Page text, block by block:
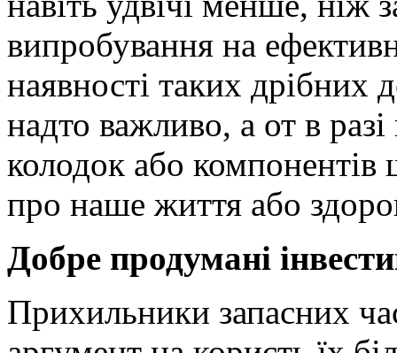
випробування на
наявності таких дрібних
надто важливо, а от в
колодок або
про наше життя або
Добре продумані
Прихильники запасних